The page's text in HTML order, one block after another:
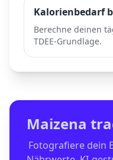
Kalorienbedarf
Berechne deinen
TDEE-Grundlage.
Maizena
Fotografiere dein